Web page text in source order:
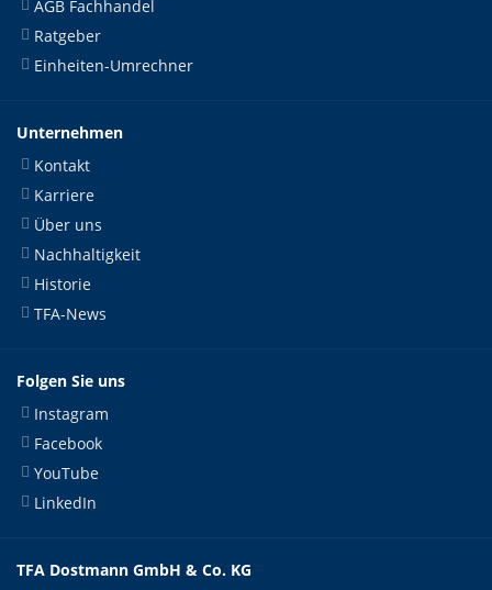
AGB Fachhandel
Ratgeber
Einheiten-Umrechner
Unternehmen
Kontakt
Karriere
Über uns
Nachhaltigkeit
Historie
TFA-News
Folgen Sie uns
Instagram
Facebook
YouTube
LinkedIn
TFA Dostmann GmbH & Co. KG